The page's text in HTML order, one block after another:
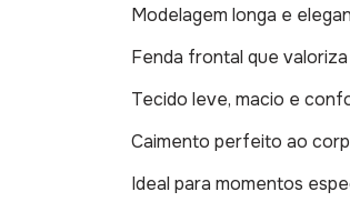
Modelagem longa e
Fenda frontal que
Tecido leve, macio e
Caimento perfeito ao
Ideal para momentos